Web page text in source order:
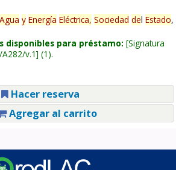
Agua y Energía Eléctrica, Sociedad del Estado,
disponibles para préstamo: Signatura
v.1 (1).
Hacer reserva
Agregar al carrito